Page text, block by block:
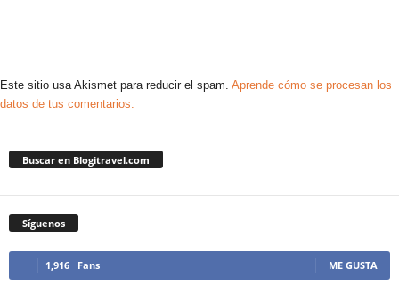
Este sitio usa Akismet para reducir el spam. Aprende cómo se procesan los
datos de tus comentarios.
Buscar en Blogitravel.com
Síguenos
1,916 Fans ME GUSTA